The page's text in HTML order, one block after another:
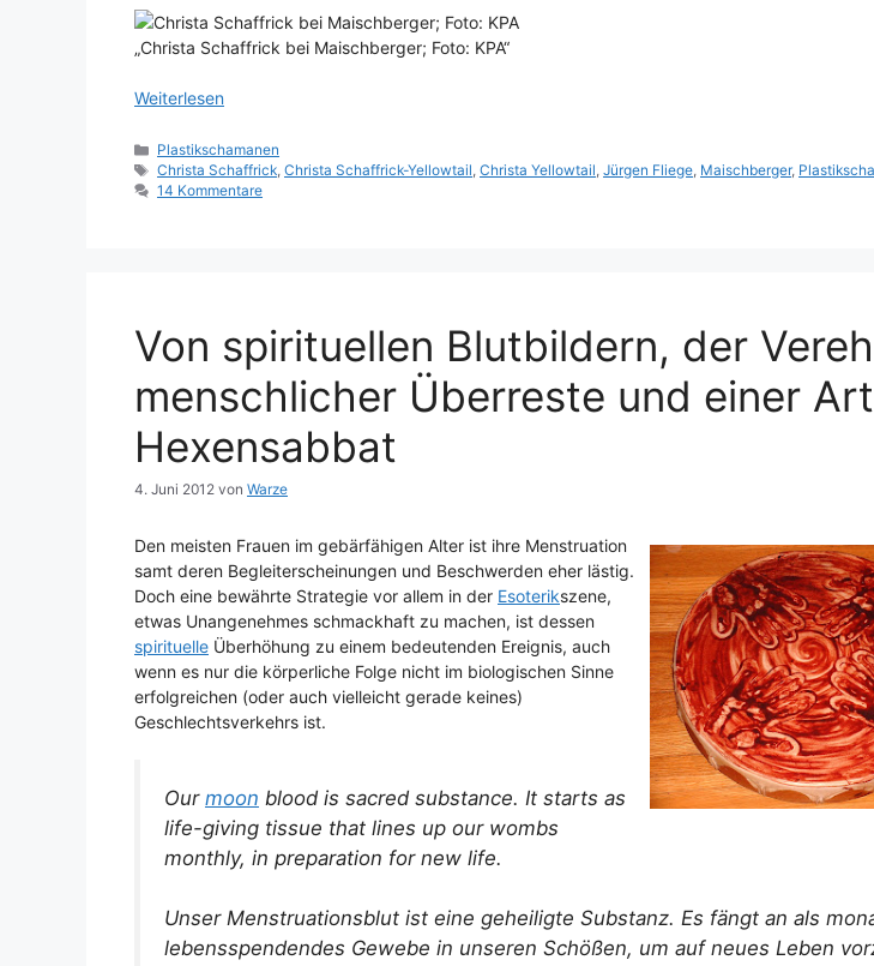
„Christa Schaffrick bei Maischberger; Foto: KPA“
Weiterlesen
Kategorien
Plastikschamanen
Schlagwörter
Christa Schaffrick,Christa Schaffrick-Yellowtail,Christa Yellowtail,Jürgen Fliege, Maischberger,
14 Kommentare
Von spirituellen Blutbildern, der
menschlicher Überreste und einer Art
Hexensabbat
4. Juni 2012 von Warze
Den meisten Frauen im gebärfähigen Alter ist ihre Menstruation
samt deren Begleiterscheinungen und Beschwerden eher lästig.
Doch eine bewährte Strategie vor allem in der Esoterikszene,
etwas Unangenehmes schmackhaft zu machen, ist dessen
spirituelle Überhöhung zu einem bedeutenden Ereignis, auch
wenn es nur die körperliche Folge nicht im biologischen Sinne
erfolgreichen (oder auch vielleicht gerade keines)
Geschlechtsverkehrs ist.
Our moon blood is sacred substance. It starts as
life-giving tissue that lines up our wombs
monthly, in preparation for new life.
Unser Menstruationsblut ist eine geheiligte Substanz. Es fängt an als
lebensspendendes Gewebe in unseren Schößen, um auf neues Leben